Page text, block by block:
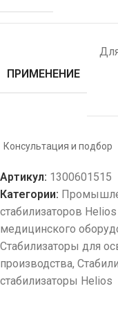
ПРИМЕНЕНИЕ
Консультация и подбор
Артикул: 1300601515
Категории:
стабилизаторов
медицинского
Стабилизаторы для
производства,
стабилизаторы Helios